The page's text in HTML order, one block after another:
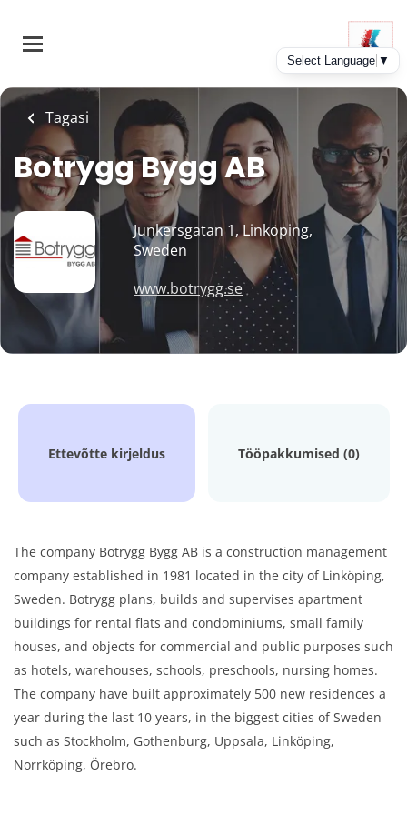
main
Tagasi
Botrygg Bygg AB
Junkersgatan 1, Linköping,
Sweden
www.botrygg.se
Ettevõtte kirjeldus Tööpakkumised (0)
The company Botrygg Bygg AB is a construction management
company established in 1981 located in the city of Linköping,
Sweden. Botrygg plans, builds and supervises apartment
buildings for rental flats and condominiums, small family
houses, and objects for commercial and public purposes such
as hotels, warehouses, schools, preschools, nursing homes.
The company have built approximately 500 new residences a
year during the last 10 years, in the biggest cities of Sweden
such as Stockholm, Gothenburg, Uppsala, Linköping,
Norrköping, Örebro.